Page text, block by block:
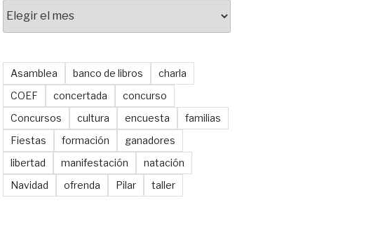
Asamblea banco de libros
charla
COEF
concertada
concurso
Concursos
cultura encuesta
familias
Fiestas
formación
ganadores
libertad
manifestación
natación
Navidad
ofrenda Pilar taller